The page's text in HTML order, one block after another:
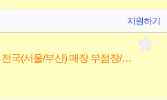
지원하기
[HERMES]명품 에르메스 코리아 전국(서울/부산) 매장 부점장/판매사원 채용